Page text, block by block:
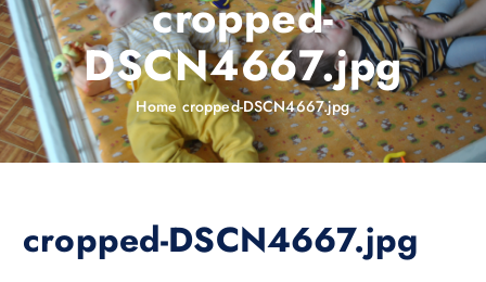
cropped-
DSCN4667.jpg
Home cropped-DSCN4667.jpg
cropped-DSCN4667.jpg